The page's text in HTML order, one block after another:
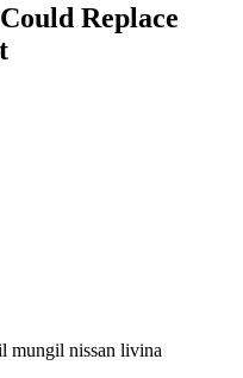
Replace
mungil nissan livina